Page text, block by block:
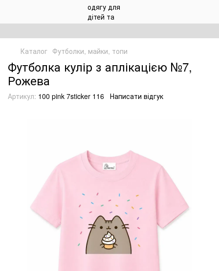
Каталог Футболки, майки, топи
Футболка кулір з аплікацією №7,
Рожева
Артикул: 100 pink 7sticker 116 Написати відгук